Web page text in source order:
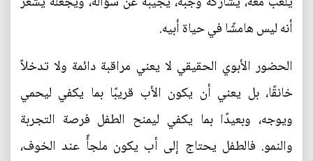
أنه ليس هامشًا في حياة أبيه.
الحضور الأبوي الحقيقي لا يعني مراقبة دائمة ولا تدخلاً
خانقًا، بل يعني أن يكون الأب قريبًا بما يكفي ليحمي
ويوجه، وبعيدًا بما يكفي ليمنح الطفل فرصة التجربة
والنمو. فالطفل يحتاج إلى أب يكون ملجأً عند الخوف،